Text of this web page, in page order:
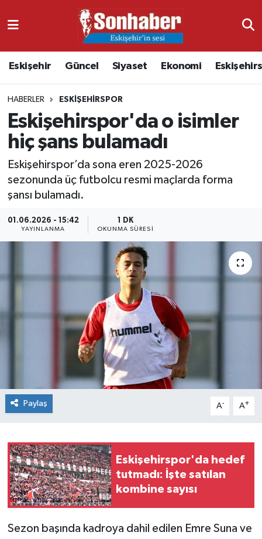
Eskişehir Güncel Siyaset Ekonomi
HABERLER ESKIŞEHIRSPOR
Eskişehirspor'da o isimler
hiç şans bulamadı
Eskişehirspor’da sona eren 2025-2026
sezonunda üç futbolcu resmi maçlarda forma
şansı bulamadı.
01.06.2026 - 15:42
YAYINLANMA
1 DK
OKUNMA SÜRESI
Paylaş A- A+
Eskişehirspor'da hedef
tutmadı: İşte satılan
kombine sayısı
Sezon başında kadroya dahil edilen Emre Suna ve
Ekonomi
Güncel
Kültür & Sanat
Magazin
Resmi İlanlar
Siyaset
Spor
Nöbetçi Eczaneler
Namaz Vakitleri
Trafik Durumu
Süper Lig Puan Durumu ve Fikstür
Tüm Manşetler
Son Dakika Haberleri